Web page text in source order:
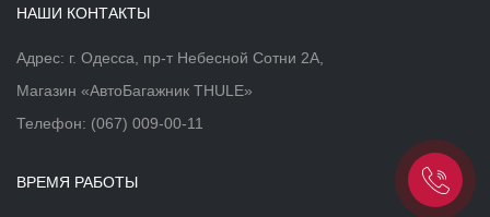
НАШИ КОНТАКТЫ
Адрес: г. Одесса, пр-т Небесной Сотни 2А,
Магазин «АвтоБагажник THULE»
Телефон: (067) 009-00-11
ВРЕМЯ РАБОТЫ